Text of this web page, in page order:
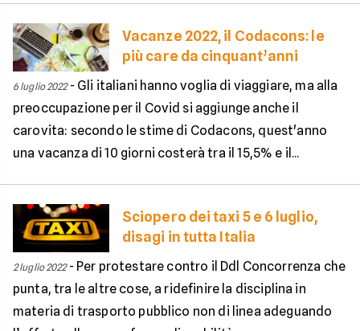
Vacanze 2022, il Codacons: le
più care da cinquant’anni
6 luglio 2022- Gli italiani hanno voglia di viaggiare, ma alla
preoccupazione per il Covid si aggiunge anche il
carovita: secondo le stime di Codacons, quest'anno
una vacanza di 10 giorni costerà tra il 15,5% e il...
Sciopero dei taxi 5 e 6 luglio,
disagi in tutta Italia
2 luglio 2022- Per protestare contro il Ddl Concorrenza che
punta, tra le altre cose, a ridefinire la disciplina in
materia di trasporto pubblico non di linea adeguando